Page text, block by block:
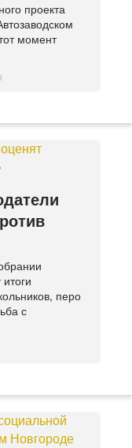
проекта
момент
перо
с